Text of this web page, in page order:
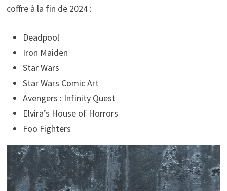
coffre à la fin de 2024 :
Deadpool
Iron Maiden
Star Wars
Star Wars Comic Art
Avengers : Infinity Quest
Elvira’s House of Horrors
Foo Fighters